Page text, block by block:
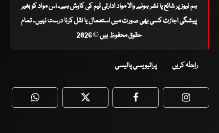
ہم نیوز پر شائع یا نشر ہونے والا مواد ادارتی ٹیم کی کاوش ہے۔ اس مواد کو بغیر
پیشگی اجازت کسی بھی صورت میں استعمال یا نقل کرنا درست نہیں۔ تمام
حقوق محفوظ ہیں © 2026
رابطہ کریں پرائیویسی پالیسی
WhatsApp Twitter Facebook